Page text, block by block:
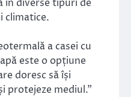
în diverse tipuri de
climatice.
a casei cu
este o opțiune
doresc să își
protejeze mediul.”